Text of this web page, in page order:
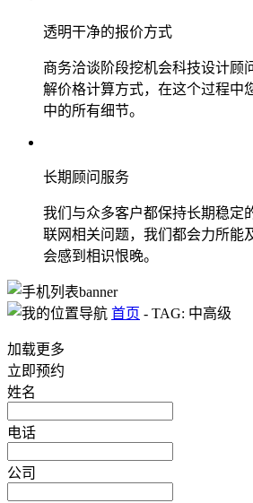
透明干净的报价方式
商务洽谈阶段挖机会科技设计顾
解价格计算方式，在这个过程中
中的所有细节。
长期顾问服务
我们与众多客户都保持长期稳定
联网相关问题，我们都会力所能
会感到相识恨晚。
首页 - TAG: 中高级
加载更多
立即预约
姓名
电话
公司